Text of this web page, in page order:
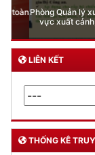
Phòng Quản lý xuất
vực xuất cảnh,
LIÊN KẾT
THỐNG KÊ